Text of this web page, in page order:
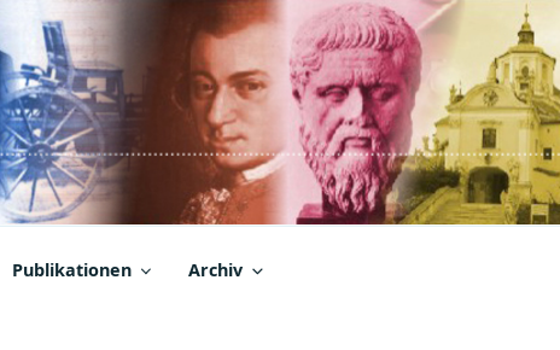
Publikationen Archiv